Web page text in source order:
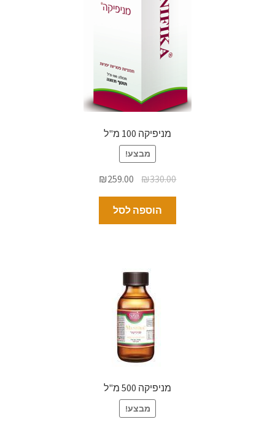
מניפיקה 100 מ"ל
מבצע!
₪330.00
₪259.00
הוספה לסל
מניפיקה 500 מ"ל
מבצע!